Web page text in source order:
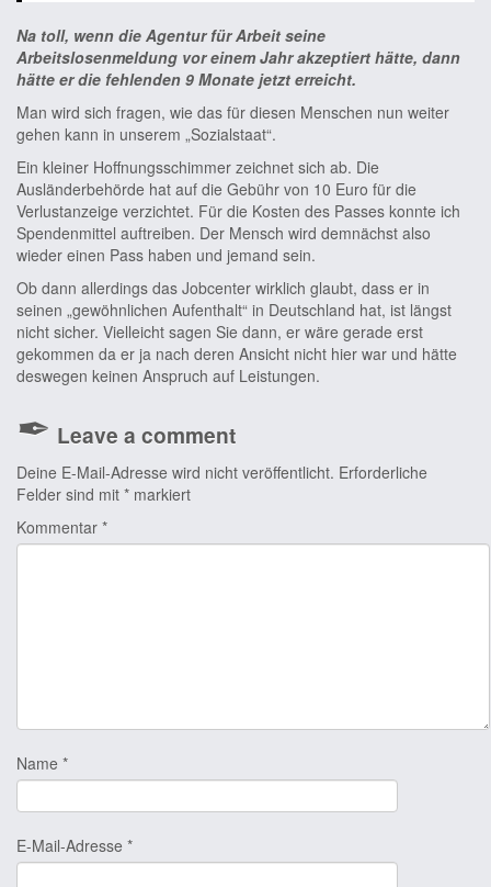
Na toll, wenn die Agentur für Arbeit seine
Arbeitslosenmeldung vor einem Jahr akzeptiert hätte, dann
hätte er die fehlenden 9 Monate jetzt erreicht.
Man wird sich fragen, wie das für diesen Menschen nun weiter
gehen kann in unserem „Sozialstaat“.
Ein kleiner Hoffnungsschimmer zeichnet sich ab. Die
Ausländerbehörde hat auf die Gebühr von 10 Euro für die
Verlustanzeige verzichtet. Für die Kosten des Passes konnte ich
Spendenmittel auftreiben. Der Mensch wird demnächst also
wieder einen Pass haben und jemand sein.
Ob dann allerdings das Jobcenter wirklich glaubt, dass er in
seinen „gewöhnlichen Aufenthalt“ in Deutschland hat, ist längst
nicht sicher. Vielleicht sagen Sie dann, er wäre gerade erst
gekommen da er ja nach deren Ansicht nicht hier war und hätte
deswegen keinen Anspruch auf Leistungen.
Leave a comment
Deine E-Mail-Adresse wird nicht veröffentlicht. Erforderliche
Felder sind mit * markiert
Kommentar *
Name *
E-Mail-Adresse *